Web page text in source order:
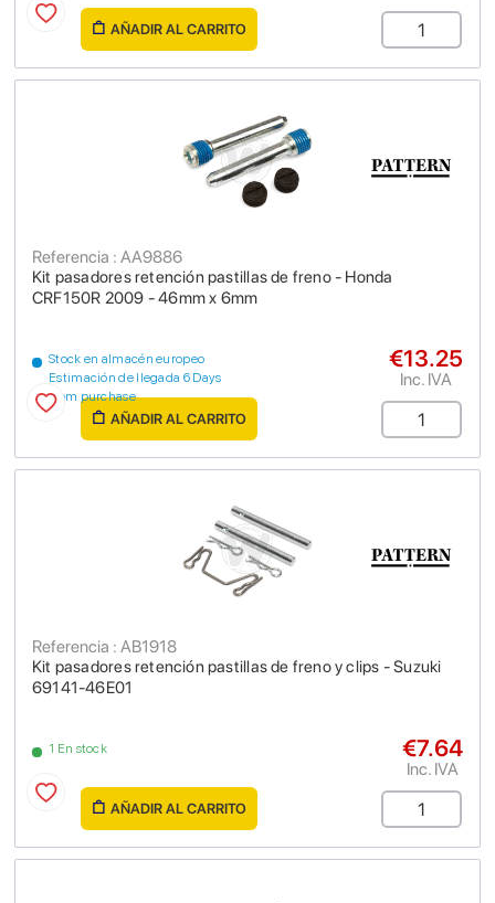
AÑADIR AL CARRITO
Kit pasadores retención pastillas de freno - Honda
CRF150R 2009 - 46mm x 6mm
Referencia : AA9886
Stock en almacén europeo
Estimación de llegada 6 Days
from purchase
€13.25
Inc. IVA
AÑADIR AL CARRITO
Kit pasadores retención pastillas de freno y clips - Suzuki
69141-46E01
Referencia : AB1918
1 En stock €7.64
Inc. IVA
AÑADIR AL CARRITO